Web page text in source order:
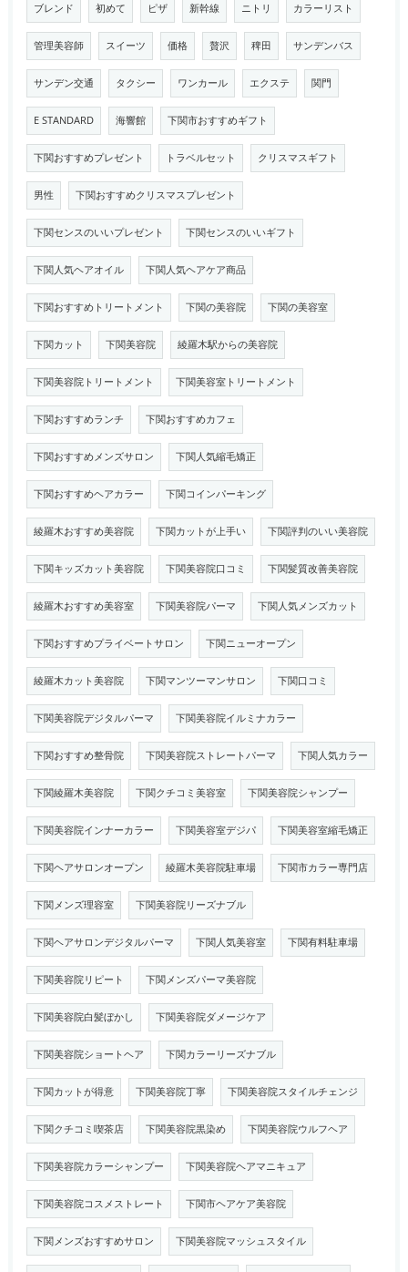
ブレンド 初めて ピザ 新幹線 ニトリ カラーリスト
管理美容師 スイーツ 価格 贅沢 稗田 サンデンバス
サンデン交通 タクシー ワンカール エクステ 関門
E STANDARD 海響館 下関市おすすめギフト
下関おすすめプレゼント トラベルセット クリスマスギフト
男性 下関おすすめクリスマスプレゼント
下関センスのいいプレゼント 下関センスのいいギフト
下関人気ヘアオイル 下関人気ヘアケア商品
下関おすすめトリートメント 下関の美容院 下関の美容室
下関カット 下関美容院 綾羅木駅からの美容院
下関美容院トリートメント 下関美容室トリートメント
下関おすすめランチ 下関おすすめカフェ
下関おすすめメンズサロン 下関人気縮毛矯正
下関おすすめヘアカラー 下関コインパーキング
綾羅木おすすめ美容院 下関カットが上手い 下関評判のいい美容院
下関キッズカット美容院 下関美容院口コミ 下関髪質改善美容院
綾羅木おすすめ美容室 下関美容院パーマ 下関人気メンズカット
下関おすすめプライベートサロン 下関ニューオープン
綾羅木カット美容院 下関マンツーマンサロン 下関口コミ
下関美容院デジタルパーマ 下関美容院イルミナカラー
下関おすすめ整骨院 下関美容院ストレートパーマ 下関人気カラー
下関綾羅木美容院 下関クチコミ美容室 下関美容院シャンプー
下関美容院インナーカラー 下関美容室デジパ 下関美容室縮毛矯正
下関ヘアサロンオープン 綾羅木美容院駐車場 下関市カラー専門店
下関メンズ理容室 下関美容院リーズナブル
下関ヘアサロンデジタルパーマ 下関人気美容室 下関有料駐車場
下関美容院リピート 下関メンズパーマ美容院
下関美容院白髪ぼかし 下関美容院ダメージケア
下関美容院ショートヘア 下関カラーリーズナブル
下関カットが得意 下関美容院丁寧 下関美容院スタイルチェンジ
下関クチコミ喫茶店 下関美容院黒染め 下関美容院ウルフヘア
下関美容院カラーシャンプー 下関美容院ヘアマニキュア
下関美容院コスメストレート 下関市ヘアケア美容院
下関メンズおすすめサロン 下関美容院マッシュスタイル